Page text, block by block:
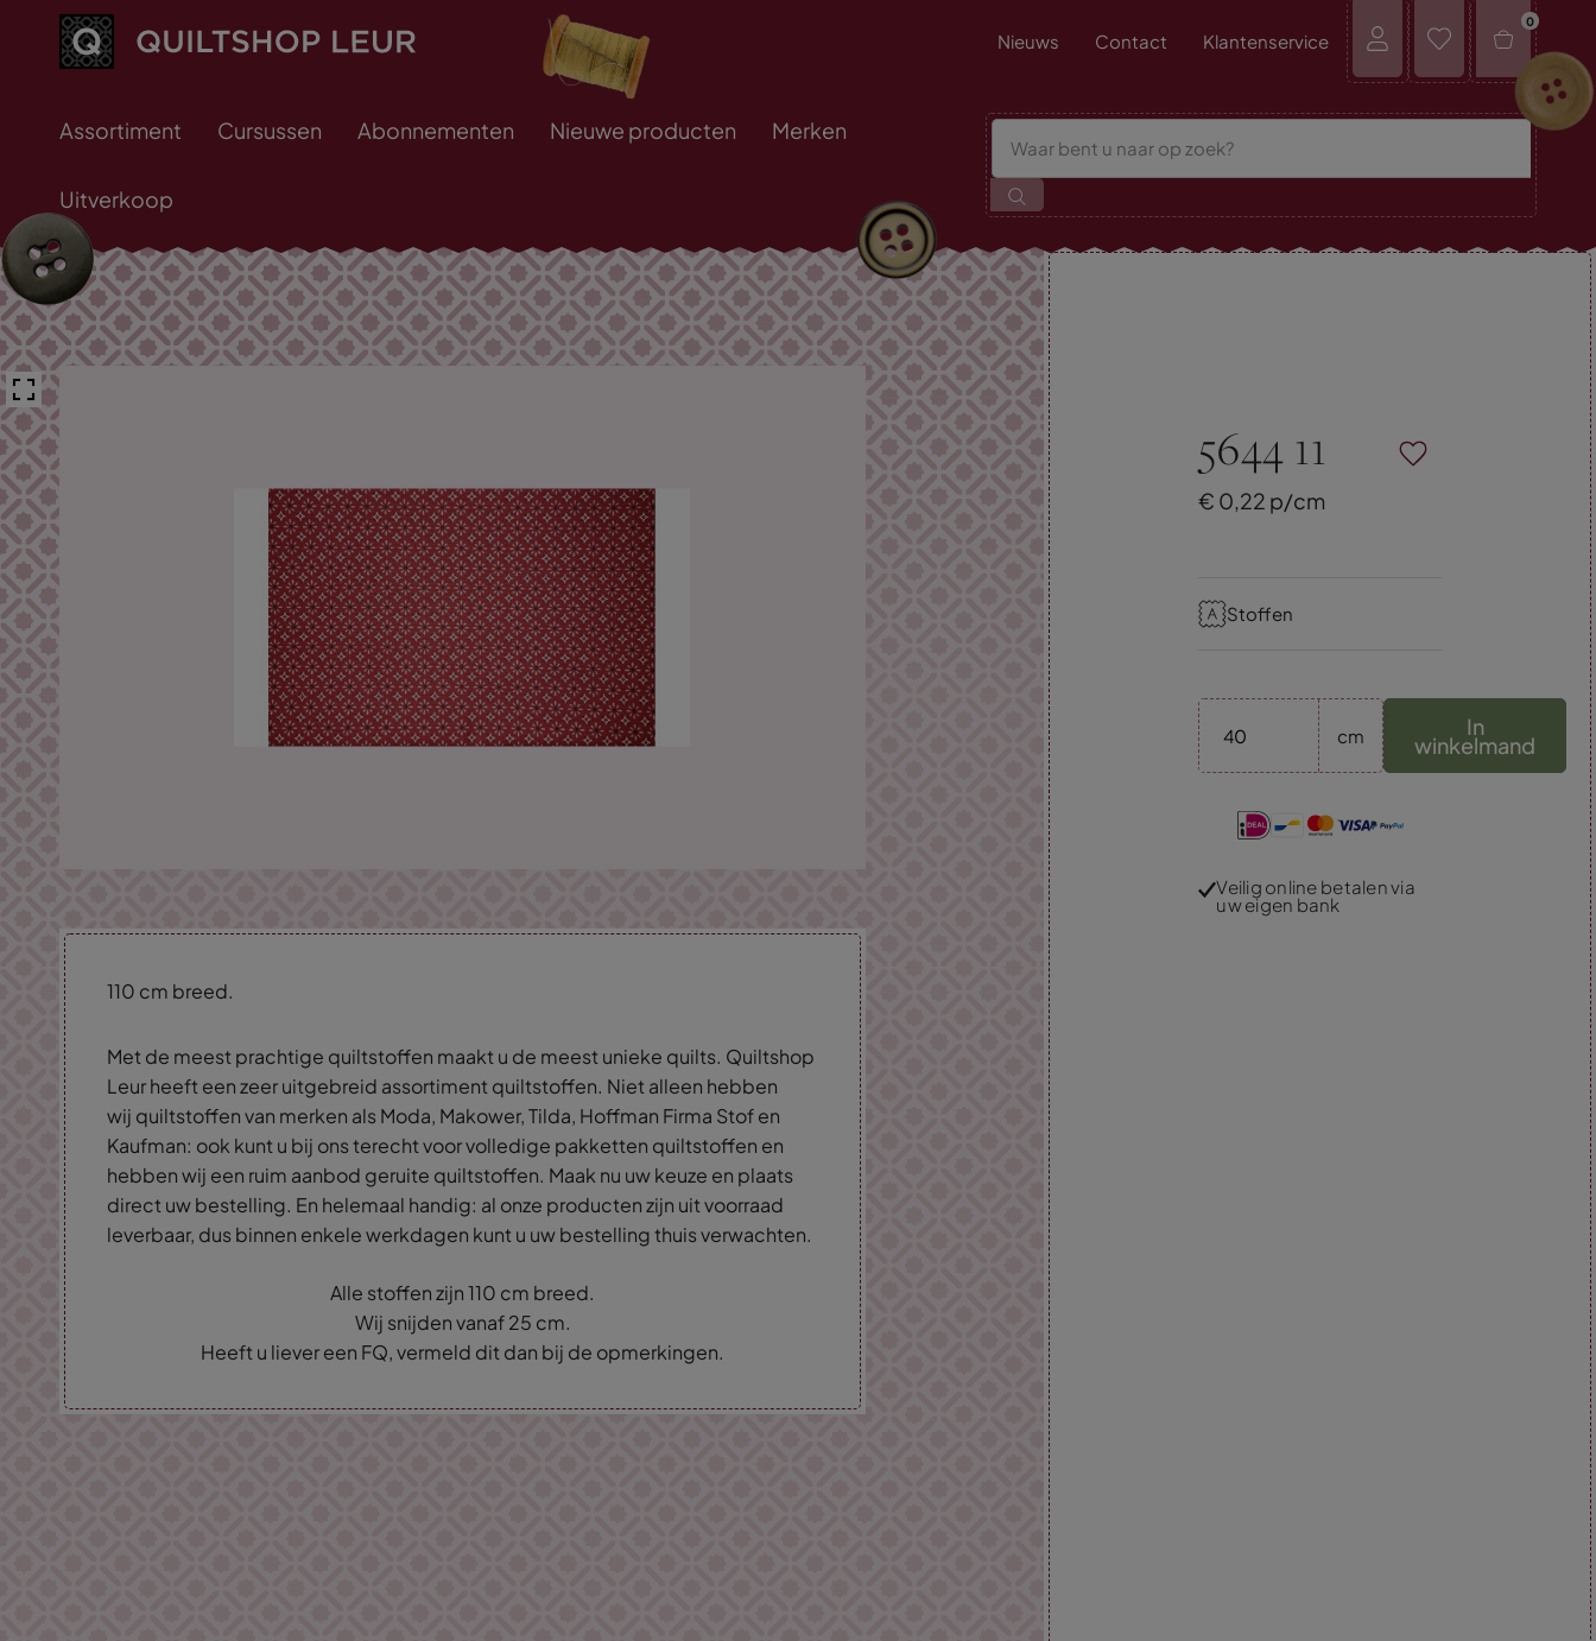
Nieuws Contact Klantenservice
0
Assortiment Cursussen Abonnementen Nieuwe producten Merken
Uitverkoop
110 cm breed.
Met de meest prachtige quiltstoffen maakt u de meest unieke quilts. Quiltshop
Leur heeft een zeer uitgebreid assortiment quiltstoffen. Niet alleen hebben
wij quiltstoffen van merken als Moda, Makower, Tilda, Hoffman Firma Stof en
Kaufman: ook kunt u bij ons terecht voor volledige pakketten quiltstoffen en
hebben wij een ruim aanbod geruite quiltstoffen. Maak nu uw keuze en plaats
direct uw bestelling. En helemaal handig: al onze producten zijn uit voorraad
leverbaar, dus binnen enkele werkdagen kunt u uw bestelling thuis verwachten.
Alle stoffen zijn 110 cm breed.
Wij snijden vanaf 25 cm.
Heeft u liever een FQ, vermeld dit dan bij de opmerkingen.
5644 11
€ 0,22 p/cm
Stoffen
cm In
winkelmand
Veilig online betalen via
uw eigen bank